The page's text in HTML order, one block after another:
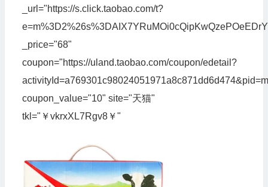
_url="https://s.click.taobao.com/t?
_price="68"
coupon="https://uland.taobao.com/coupon/edetail?
coupon_value="10" site="天猫"
tkl="￥vkrxXL7Rgv8￥"